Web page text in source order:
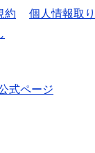
約 個人情報取
式ページ